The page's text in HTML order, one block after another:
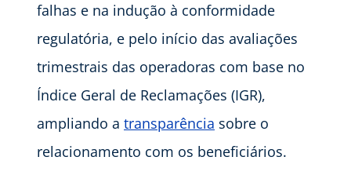
falhas e na indução à conformidade
regulatória, e pelo início das avaliações
trimestrais das operadoras com base no
Índice Geral de Reclamações (IGR),
ampliando a transparência sobre o
relacionamento com os beneficiários.